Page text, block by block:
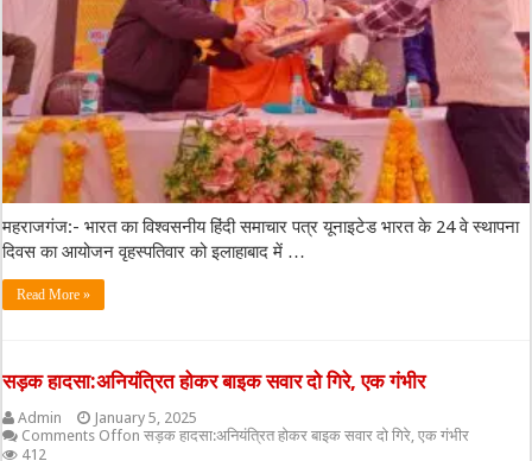
महराजगंज:- भारत का विश्वसनीय हिंदी समाचार पत्र यूनाइटेड भारत के 24 वे स्थापना
दिवस का आयोजन वृहस्पतिवार को इलाहाबाद में …
Read More »
सड़क हादसा:अनियंत्रित होकर बाइक सवार दो गिरे, एक गंभीर
Admin
January 5, 2025
Comments Offon सड़क हादसा:अनियंत्रित होकर बाइक सवार दो गिरे, एक गंभीर
412